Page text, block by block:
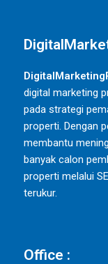
digital marketing
pada strategi
properti. Dengan
membantu
banyak calon
properti melalui
terukur.
Office :